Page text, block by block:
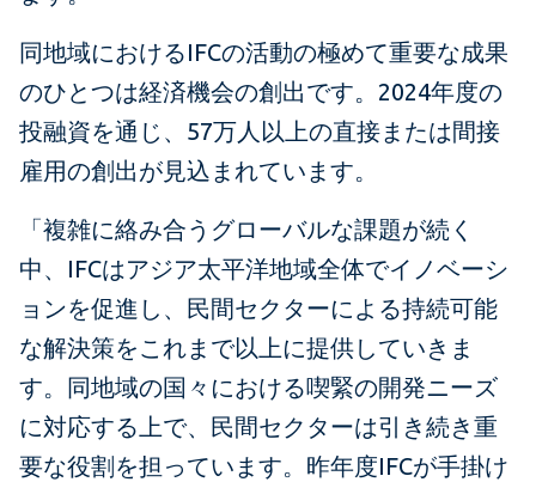
同地域におけるIFCの活動の極めて重要な成果
のひとつは経済機会の創出です。2024年度の
投融資を通じ、57万人以上の直接または間接
雇用の創出が見込まれています。
「複雑に絡み合うグローバルな課題が続く
中、IFCはアジア太平洋地域全体でイノベーシ
ョンを促進し、民間セクターによる持続可能
な解決策をこれまで以上に提供していきま
す。同地域の国々における喫緊の開発ニーズ
に対応する上で、民間セクターは引き続き重
要な役割を担っています。昨年度IFCが手掛け